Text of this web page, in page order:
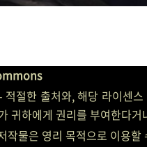
적절한 출처와, 해당 라이센
귀하에게 권리를 부여한다
작물은 영리 목적으로 이용할